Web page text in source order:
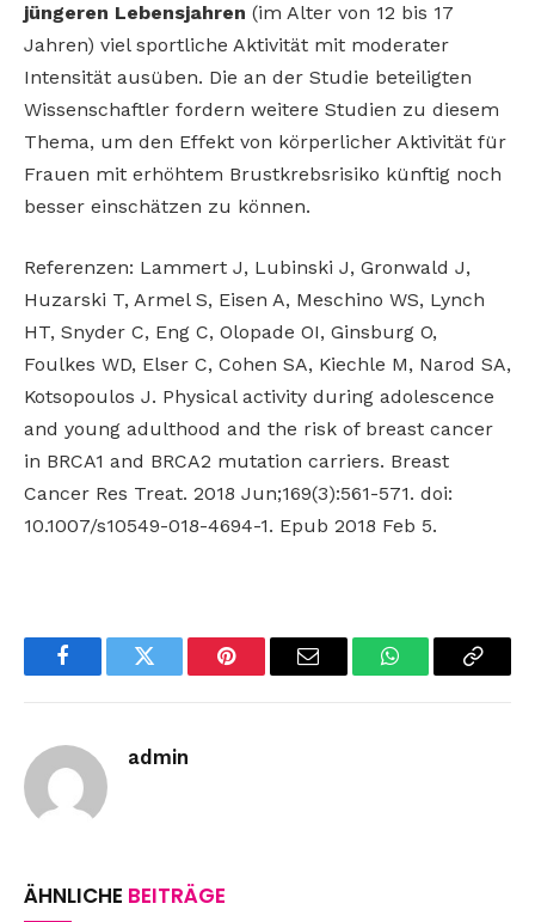
jüngeren Lebensjahren (im Alter von 12 bis 17
Jahren) viel sportliche Aktivität mit moderater
Intensität ausüben. Die an der Studie beteiligten
Wissenschaftler fordern weitere Studien zu diesem
Thema, um den Effekt von körperlicher Aktivität für
Frauen mit erhöhtem Brustkrebsrisiko künftig noch
besser einschätzen zu können.
Referenzen: Lammert J, Lubinski J, Gronwald J,
Huzarski T, Armel S, Eisen A, Meschino WS, Lynch
HT, Snyder C, Eng C, Olopade OI, Ginsburg O,
Foulkes WD, Elser C, Cohen SA, Kiechle M, Narod SA,
Kotsopoulos J. Physical activity during adolescence
and young adulthood and the risk of breast cancer
in BRCA1 and BRCA2 mutation carriers. Breast
Cancer Res Treat. 2018 Jun;169(3):561-571. doi:
10.1007/s10549-018-4694-1. Epub 2018 Feb 5.
FacebookTwitter Pinterest Email WhatsAppCopy
admin
ÄHNLICHE BEITRÄGE